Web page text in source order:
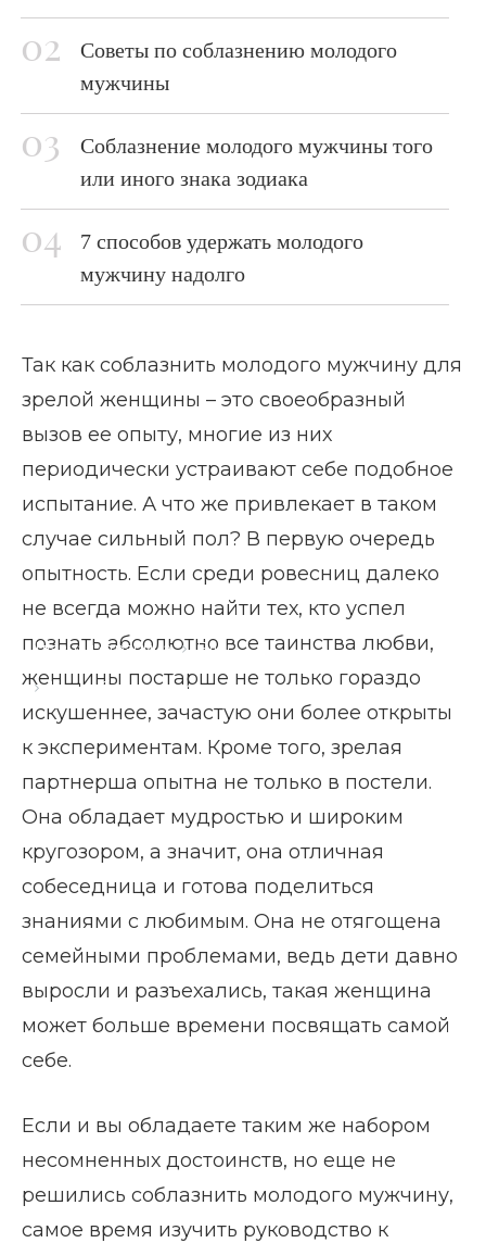
Главная страница
Блог
Как соблазнить молодого мужчину
Советы по соблазнению молодого
мужчины
Соблазнение молодого мужчины того
или иного знака зодиака
7 способов удержать молодого
мужчину надолго
Так как соблазнить молодого мужчину для
зрелой женщины – это своеобразный
вызов ее опыту, многие из них
периодически устраивают себе подобное
испытание. А что же привлекает в таком
случае сильный пол? В первую очередь
опытность. Если среди ровесниц далеко
не всегда можно найти тех, кто успел
познать абсолютно все таинства любви,
женщины постарше не только гораздо
искушеннее, зачастую они более открыты
к экспериментам. Кроме того, зрелая
партнерша опытна не только в постели.
Она обладает мудростью и широким
кругозором, а значит, она отличная
собеседница и готова поделиться
знаниями с любимым. Она не отягощена
семейными проблемами, ведь дети давно
выросли и разъехались, такая женщина
может больше времени посвящать самой
себе.
Если и вы обладаете таким же набором
несомненных достоинств, но еще не
решились соблазнить молодого мужчину,
самое время изучить руководство к